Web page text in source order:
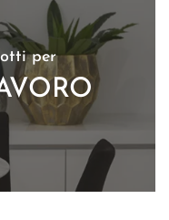
per